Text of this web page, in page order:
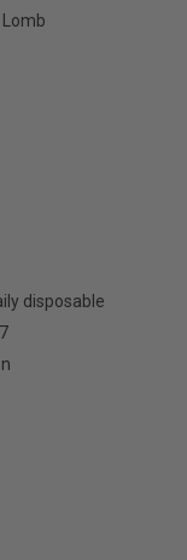
Lomb
disposable